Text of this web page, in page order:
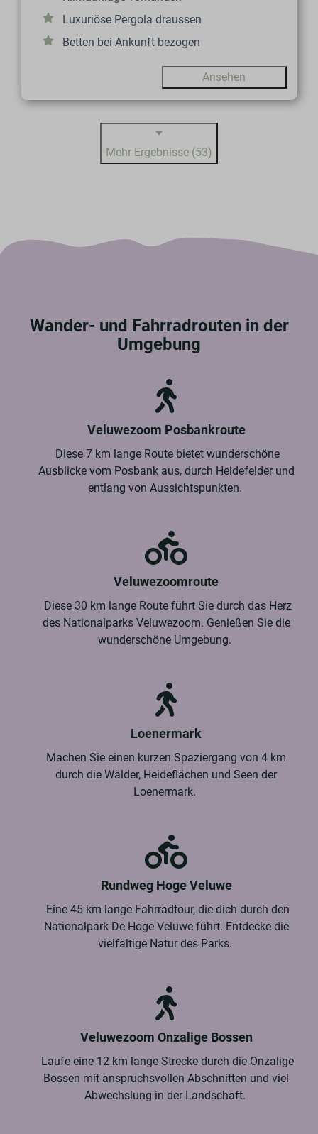
Luxuriöse Pergola draussen
Betten bei Ankunft bezogen
Ansehen
Mehr Ergebnisse (53)
Wander- und Fahrradrouten in der
Umgebung
Veluwezoom Posbankroute
Diese 7 km lange Route bietet wunderschöne
Ausblicke vom Posbank aus, durch Heidefelder und
entlang von Aussichtspunkten.
Veluwezoomroute
Diese 30 km lange Route führt Sie durch das Herz
des Nationalparks Veluwezoom. Genießen Sie die
wunderschöne Umgebung.
Loenermark
Machen Sie einen kurzen Spaziergang von 4 km
durch die Wälder, Heideflächen und Seen der
Loenermark.
Rundweg Hoge Veluwe
Eine 45 km lange Fahrradtour, die dich durch den
Nationalpark De Hoge Veluwe führt. Entdecke die
vielfältige Natur des Parks.
Veluwezoom Onzalige Bossen
Laufe eine 12 km lange Strecke durch die Onzalige
Bossen mit anspruchsvollen Abschnitten und viel
Abwechslung in der Landschaft.